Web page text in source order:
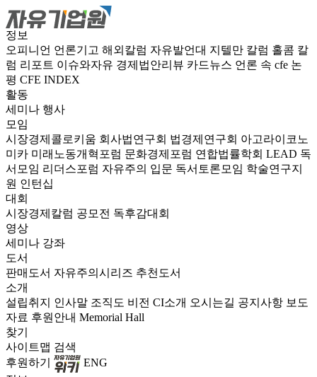
정보
오피니언 언론기고 해외칼럼 자유발언대 지텔만 칼럼 홀콤 칼
럼 리포트 이슈와자유 경제법안리뷰 카드뉴스 언론 속 cfe 논
평 CFE INDEX
활동
세미나 행사
모임
시장경제콜로키움 회사법연구회 법경제연구회 아고라이코노
미카 미래노동개혁포럼 문화경제포럼 연합법률학회 LEAD 독
서모임 리더스포럼 자유주의 입문 독서토론모임 학술연구지
원 인턴십
대회
시장경제칼럼 공모전 독후감대회
영상
세미나 강좌
도서
판매도서 자유주의시리즈 추천도서
소개
설립취지 인사말 조직도 비전 CI소개 오시는길 공지사항 보도
자료 후원안내 Memorial Hall
찾기
사이트맵 검색
후원하기
ENG